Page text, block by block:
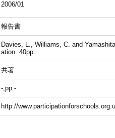
2006/01
報告書
Davies, L., Williams, C. and
ation. 40pp.
共著
-,pp.-
http://